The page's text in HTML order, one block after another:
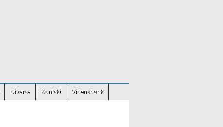
Diverse Kontakt Vidensbank